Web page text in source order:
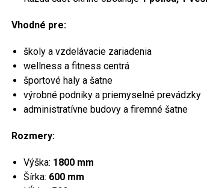
Vhodné pre:
školy a vzdelávacie zariadenia
wellness a fitness centrá
športové haly a šatne
výrobné podniky a priemyselné prevádzky
administratívne budovy a firemné šatne
Rozmery:
Výška: 1800 mm
Šírka: 600 mm